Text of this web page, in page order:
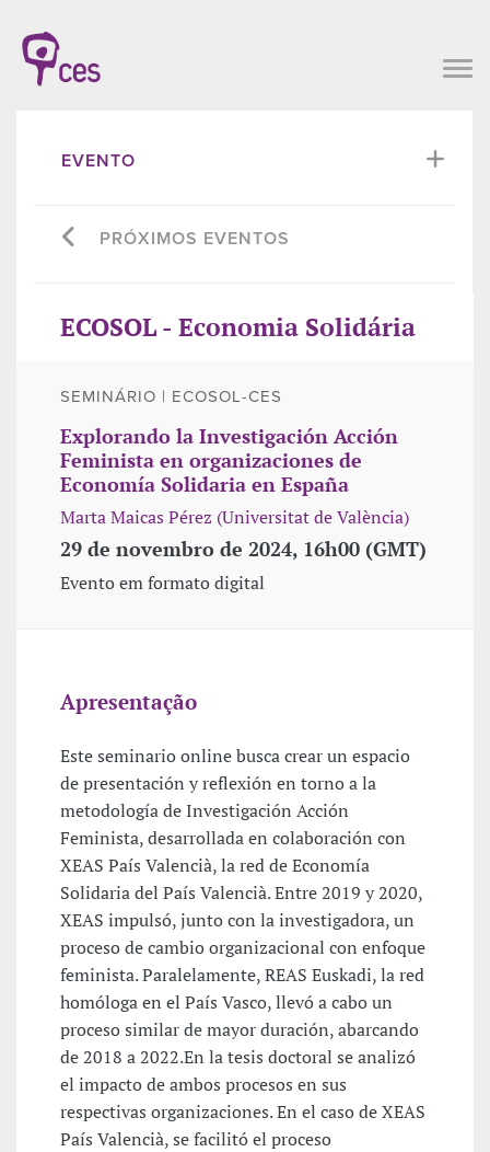
EVENTO
PRÓXIMOS EVENTOS
ECOSOL - Economia Solidária
SEMINÁRIO | ECOSOL-CES
Explorando la Investigación Acción
Feminista en organizaciones de
Economía Solidaria en España
Marta Maicas Pérez (Universitat de València)
29 de novembro de 2024, 16h00 (GMT)
Evento em formato digital
Apresentação
Este seminario online busca crear un espacio
de presentación y reflexión en torno a la
metodología de Investigación Acción
Feminista, desarrollada en colaboración con
XEAS País Valencià, la red de Economía
Solidaria del País Valencià. Entre 2019 y 2020,
XEAS impulsó, junto con la investigadora, un
proceso de cambio organizacional con enfoque
feminista. Paralelamente, REAS Euskadi, la red
homóloga en el País Vasco, llevó a cabo un
proceso similar de mayor duración, abarcando
de 2018 a 2022.En la tesis doctoral se analizó
el impacto de ambos procesos en sus
respectivas organizaciones. En el caso de XEAS
País Valencià, se facilitó el proceso